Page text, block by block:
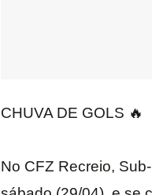
CHUVA DE GOLS 🔥
No CFZ Recreio,